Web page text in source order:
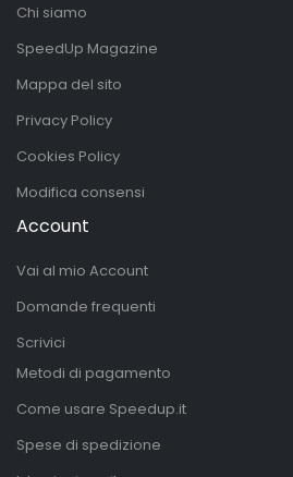
Chi siamo
SpeedUp Magazine
Mappa del sito
Privacy Policy
Cookies Policy
Modifica consensi
Account
Vai al mio Account
Domande frequenti
Scrivici
Metodi di pagamento
Come usare Speedup.it
Spese di spedizione